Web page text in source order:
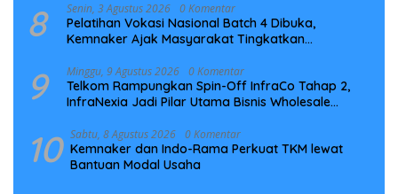
8 Senin, 3 Agustus 2026 0 Komentar
Pelatihan Vokasi Nasional Batch 4 Dibuka,
Kemnaker Ajak Masyarakat Tingkatkan
9 Minggu, 9 Agustus 2026 0 Komentar
Telkom Rampungkan Spin-Off InfraCo Tahap 2,
InfraNexia Jadi Pilar Utama Bisnis Wholesale
10 Sabtu, 8 Agustus 2026 0 Komentar
Kemnaker dan Indo-Rama Perkuat TKM lewat
Bantuan Modal Usaha